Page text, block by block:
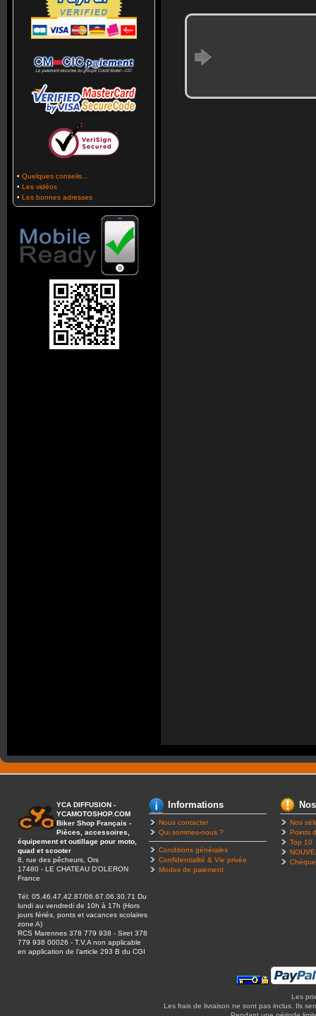
• Quelques conseils...
• Les vidéos
• Les bonnes adresses
YCA DIFFUSION -
YCAMOTOSHOP.COM
Biker Shop Français -
Pièces, accessoires,
équipement et outillage pour moto,
quad et scooter
8, rue des pêcheurs, Ors
17480 - LE CHATEAU D’OLERON
France
Tél: 05.46.47.42.87/06.67.06.30.71 Du
lundi au vendredi de 10h à 17h (Hors
jours fériés, ponts et vacances scolaires
zone A)
RCS Marennes 378 779 938 - Siret 378
779 938 00026 - T.V.A non applicable
en application de l’article 293 B du CGI
Informations
Nous contacter
Qui sommes-nous ?
Conditions générales
Confidentialité & Vie privée
Modes de paiement
Nos
Points
Top 10
Les
Les frais de livraison ne sont pas inclus. Ils